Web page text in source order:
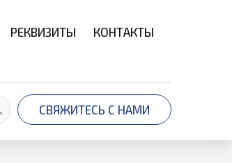
РЕКВИЗИТЫ КОНТАКТЫ
СВЯЖИТЕСЬ С НАМИ